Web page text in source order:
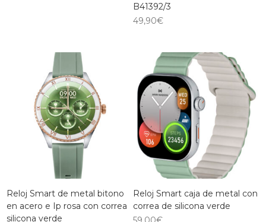
B41392/3
49,90€
Reloj Smart de metal bitono
en acero e Ip rosa con correa
silicona verde
Reloj Smart caja de metal con
correa de silicona verde